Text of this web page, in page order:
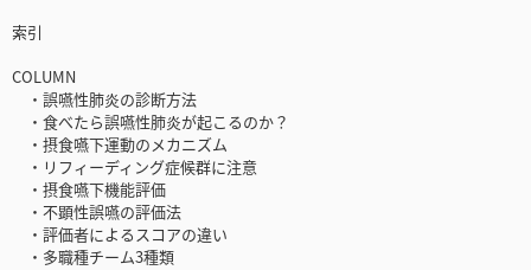
索引
COLUMN
・誤嚥性肺炎の診断方法
・食べたら誤嚥性肺炎が起こるのか？
・摂食嚥下運動のメカニズム
・リフィーディング症候群に注意
・摂食嚥下機能評価
・不顕性誤嚥の評価法
・評価者によるスコアの違い
・多職種チーム3種類